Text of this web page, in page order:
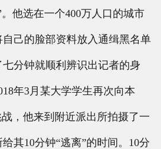
他选在一个400万人口的城市
己的脸部资料放入通缉黑名单
分钟就顺利辨识出记者的身
年3月某大学学生再次向本
，他来到附近派出所拍摄了一
其10分钟“逃离”的时间。10分